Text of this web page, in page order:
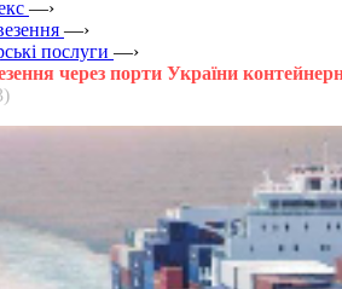
—›
—›
послуги —›
через порти України